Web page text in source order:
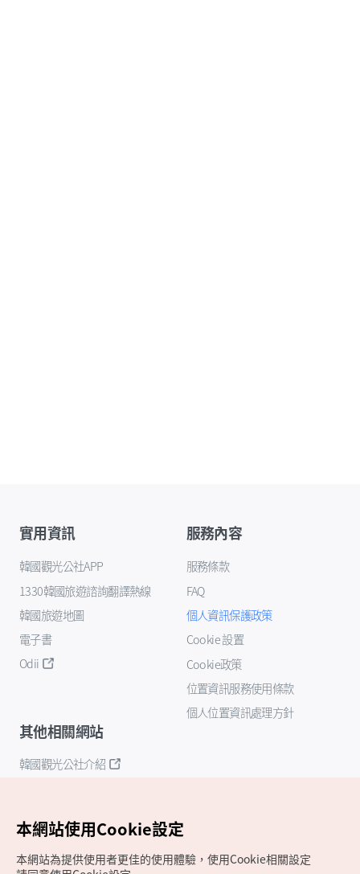
實用資訊
韓國觀光公社APP
1330韓國旅遊諮詢翻譯熱線
韓國旅遊地圖
電子書
Odii
服務內容
服務條款
FAQ
個人資訊保護政策
Cookie 設置
Cookie政策
位置資訊服務使用條款
個人位置資訊處理方針
其他相關網站
韓國觀光公社介紹
本網站使用Cookie設定
本網站為提供使用者更佳的使用體驗，使用Cookie相關設定